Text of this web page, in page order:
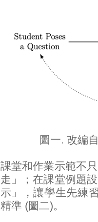
圖一. 改編
課堂和作業示範不
走」；在課堂例題
示」，讓學生先練
精準 (圖二)。